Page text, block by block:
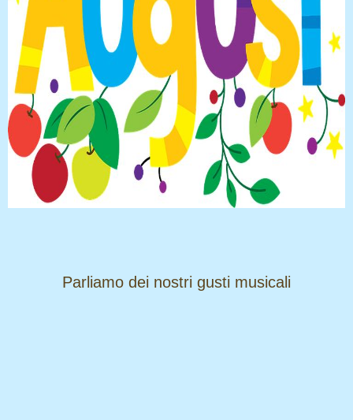
​​​​​​​Parliamo dei nostri gusti musicali